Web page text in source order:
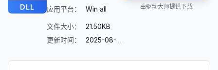
DLL
应用平台：
Win all
文件大小：
21.50KB
更新时间：
2025-08-23
由驱动大师提供下载